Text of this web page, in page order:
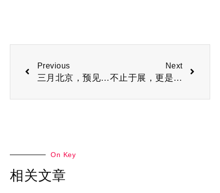
Previous
三月北京，预见未来“2026北京国际人工智能与机器人博览会”
Next
不止于展，更是AI生态核心枢纽！2026杭州国际人工智能展览会
On Key
相关文章